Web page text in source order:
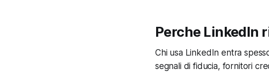
Perche LinkedIn
Chi usa LinkedIn entra
segnali di fiducia, fornitori